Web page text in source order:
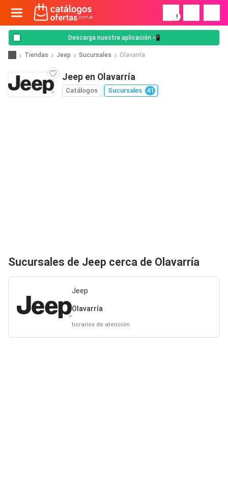
!
Descarga nuestra aplicación 📲
Tiendas Jeep Sucursales Olavarría
Jeep en Olavarría
Catálogos Sucursales 41
Sucursales de Jeep cerca de Olavarría
Jeep
Olavarría
horarios de atención